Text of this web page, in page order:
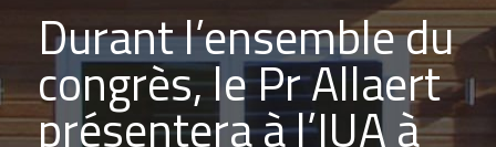
Durant l’ensemble du
congrès, le Pr Allaert
présentera à l’IUA à